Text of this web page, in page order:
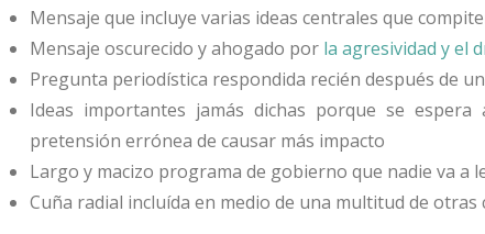
Mensaje que incluye varias ideas centrales que
Mensaje oscurecido y ahogado por la agresividad y el
Pregunta periodística respondida recién después de
Ideas importantes jamás dichas porque se
pretensión errónea de causar más impacto
Largo y macizo programa de gobierno que nadie va a
Cuña radial incluída en medio de una multitud de otras